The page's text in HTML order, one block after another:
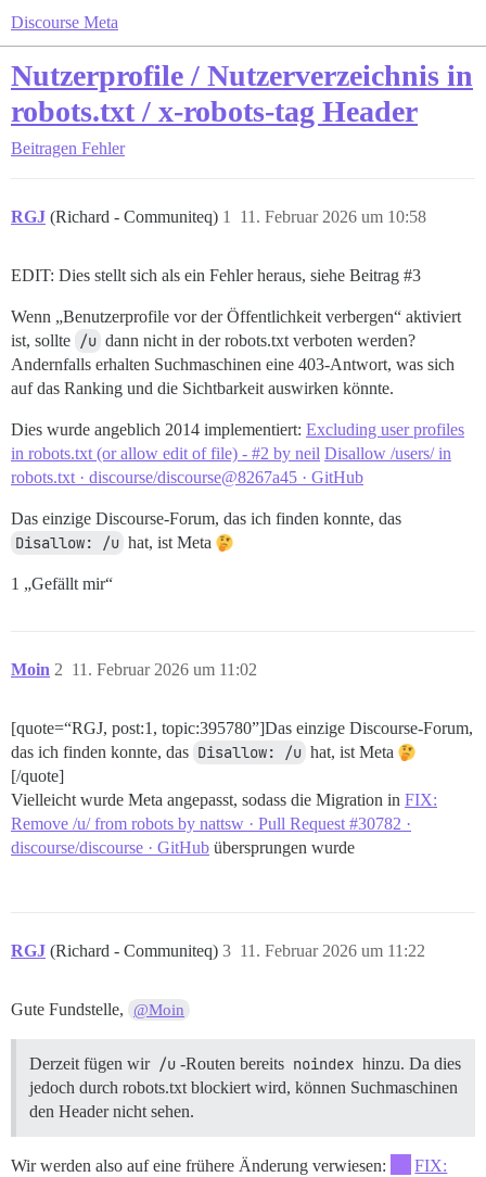
Discourse Meta
Nutzerprofile / Nutzerverzeichnis in
robots.txt / x-robots-tag Header
Beitragen Fehler
RGJ (Richard - Communiteq) 11. Februar 2026 um 10:58
1
EDIT: Dies stellt sich als ein Fehler heraus, siehe Beitrag #3
Wenn „Benutzerprofile vor der Öffentlichkeit verbergen“ aktiviert
ist, sollte /u dann nicht in der robots.txt verboten werden?
Andernfalls erhalten Suchmaschinen eine 403-Antwort, was sich
auf das Ranking und die Sichtbarkeit auswirken könnte.
Dies wurde angeblich 2014 implementiert: Excluding user profiles
in robots.txt (or allow edit of file) - #2 by neil Disallow /users/ in
robots.txt · discourse/discourse@8267a45 · GitHub
Das einzige Discourse-Forum, das ich finden konnte, das
Disallow: /u hat, ist Meta
1 „Gefällt mir“
Moin 11. Februar 2026 um 11:02
2
[quote=“RGJ, post:1, topic:395780”]Das einzige Discourse-Forum,
das ich finden konnte, das Disallow: /u hat, ist Meta
[/quote]
Vielleicht wurde Meta angepasst, sodass die Migration in FIX:
Remove /u/ from robots by nattsw · Pull Request #30782 ·
discourse/discourse · GitHub übersprungen wurde
RGJ (Richard - Communiteq) 11. Februar 2026 um 11:22
3
Gute Fundstelle, @Moin
Derzeit fügen wir /u -Routen bereits noindex hinzu. Da dies
jedoch durch robots.txt blockiert wird, können Suchmaschinen
den Header nicht sehen.
Wir werden also auf eine frühere Änderung verwiesen:
FIX: